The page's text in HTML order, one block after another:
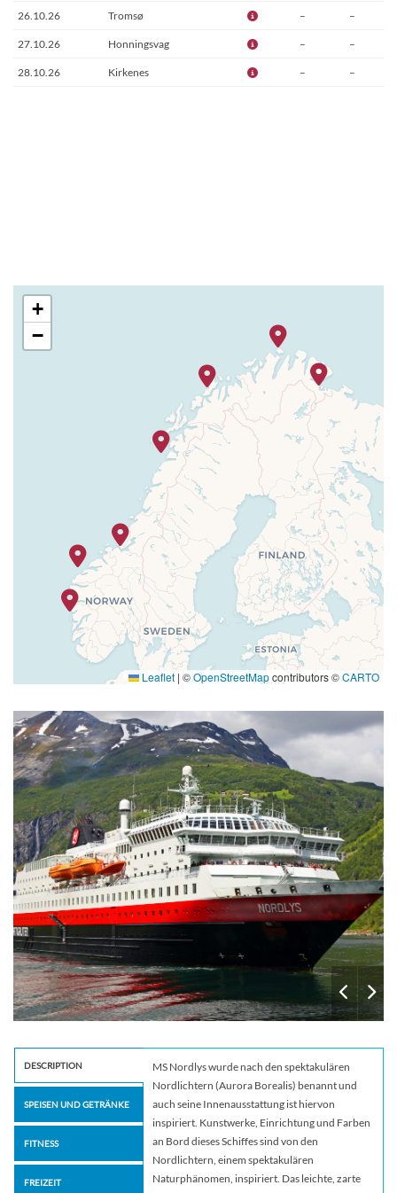
26.10.26 Tromsø – –
27.10.26 Honningsvag – –
28.10.26 Kirkenes – –
+
−
Leaflet | ©OpenStreetMapcontributors ©CARTO
DESCRIPTION
SPEISEN UND GETRÄNKE
FITNESS
FREIZEIT
MS Nordlys wurde nach den spektakulären
Nordlichtern (Aurora Borealis) benannt und
auch seine Innenausstattung ist hiervon
inspiriert. Kunstwerke, Einrichtung und Farben
an Bord dieses Schiffes sind von den
Nordlichtern, einem spektakulären
Naturphänomen, inspiriert. Das leichte, zarte